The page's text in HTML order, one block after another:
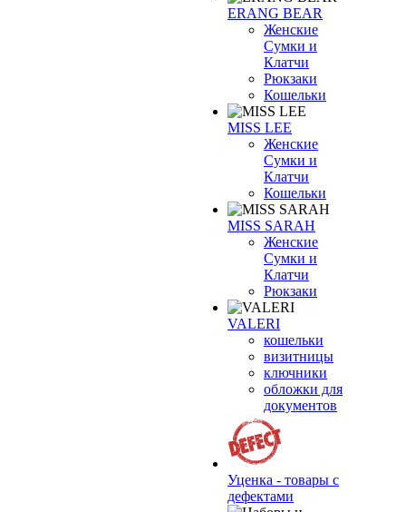
ERANG BEAR
Женские
Сумки и
Клатчи
Рюкзаки
Кошельки
MISS LEE
Женские
Сумки и
Клатчи
Кошельки
MISS SARAH
Женские
Сумки и
Клатчи
Рюкзаки
VALERI
кошельки
визитницы
ключники
обложки для
документов
Уценка - товары с
дефектами